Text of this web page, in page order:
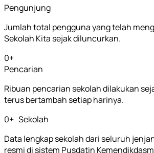
Pengunjung
Jumlah total pengguna yang telah
Sekolah Kita sejak diluncurkan.
0+
Pencarian
Ribuan pencarian sekolah dilakukan
terus bertambah setiap harinya.
0+ Sekolah
Data lengkap sekolah dari seluruh
resmi di sistem Pusdatin